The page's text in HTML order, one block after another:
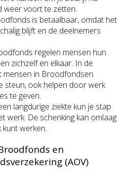
weer voort te zetten.
is betaalbaar, omdat het
blijft en de deelnemers
regelen mensen hun
zichzelf en elkaar. In de
mensen in Broodfondsen
steun, ook helpen door werk
te geven.
langdurige ziekte kun je stap
werk. De schenking kan omlaag
kunt werken.
en
(AOV)